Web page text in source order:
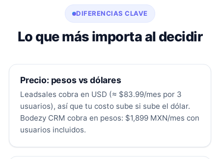
DIFERENCIAS CLAVE
Lo que más importa al decidir
Precio: pesos vs dólares
Leadsales cobra en USD (≈ $83.99/mes por 3
usuarios), así que tu costo sube si sube el dólar.
Bodezy CRM cobra en pesos: $1,899 MXN/mes con
usuarios incluidos.